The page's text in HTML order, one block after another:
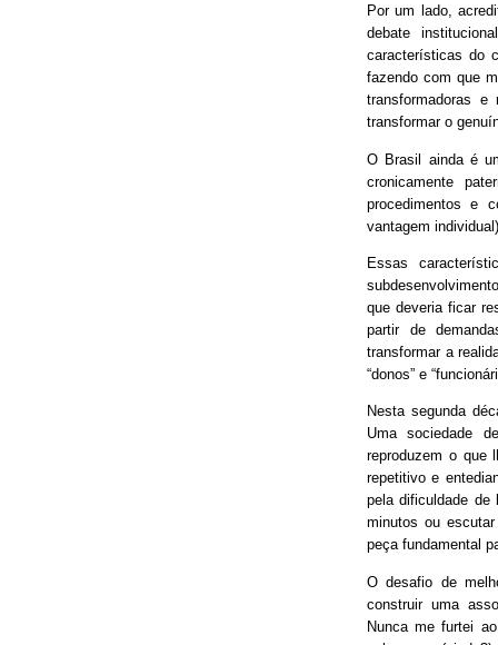
Por um lado,
debate
características do
fazendo com que
transformadoras
transformar o
O Brasil ainda é
cronicamente
procedimentos e
vantagem
Essas
que deveria ficar
partir de
transformar a
“donos” e
Nesta segunda
Uma sociedade
reproduzem o que
repetitivo e
pela dificuldade
minutos ou
peça fundamental
O desafio de
construir uma
Nunca me furtei